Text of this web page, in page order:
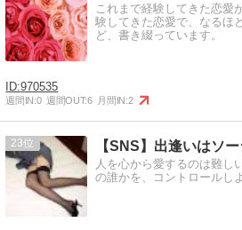
これまで経験してきた恋愛
験してきた恋愛で、なるほ
ど、書き綴っています。
970535
週間IN:0 週間OUT:6 月間IN:2
23
人を心から愛するのは難し
の誰かを、コントロールし